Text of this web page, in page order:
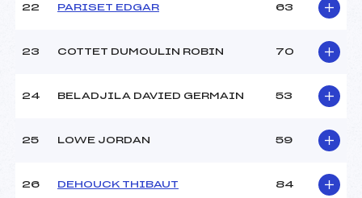
22 PARISET EDGAR 63
23 COTTET DUMOULIN ROBIN 70
24 BELADJILA DAVIED GERMAIN 53
25 LOWE JORDAN 59
26 DEHOUCK THIBAUT 84